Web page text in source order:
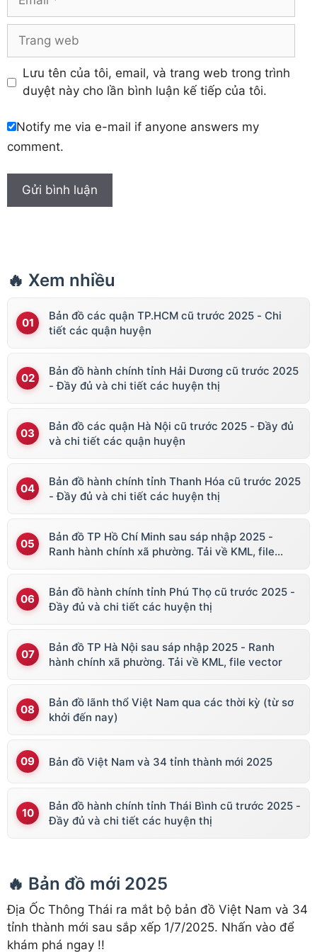
Trang
Lưu tên của tôi, email, và trang web trong trình
duyệt này cho lần bình luận kế tiếp của tôi.
Notify me via e-mail if anyone answers my
comment.
🔥 Xem nhiều
Bản đồ các quận TP.HCM cũ trước 2025 - Chi
tiết các quận huyện
Bản đồ hành chính tỉnh Hải Dương cũ trước 2025
- Đầy đủ và chi tiết các huyện thị
Bản đồ các quận Hà Nội cũ trước 2025 - Đầy đủ
và chi tiết các quận huyện
Bản đồ hành chính tỉnh Thanh Hóa cũ trước 2025
- Đầy đủ và chi tiết các huyện thị
Bản đồ TP Hồ Chí Minh sau sáp nhập 2025 -
Ranh hành chính xã phường. Tải về KML, file
Bản đồ hành chính tỉnh Phú Thọ cũ trước 2025 -
Đầy đủ và chi tiết các huyện thị
Bản đồ TP Hà Nội sau sáp nhập 2025 - Ranh
hành chính xã phường. Tải về KML, file vector
Bản đồ lãnh thổ Việt Nam qua các thời kỳ (từ sơ
khởi đến nay)
Bản đồ Việt Nam và 34 tỉnh thành mới 2025
Bản đồ hành chính tỉnh Thái Bình cũ trước 2025 -
Đầy đủ và chi tiết các huyện thị
🔥 Bản đồ mới 2025
Địa Ốc Thông Thái ra mắt bộ bản đồ Việt Nam và 34
tỉnh thành mới sau sắp xếp 1/7/2025. Nhấn vào để
khám phá ngay !!